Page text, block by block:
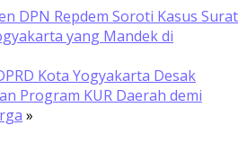
DPN Repdem Soroti Kasus Surat
yang Mandek di
Kota Yogyakarta Desak
Program KUR Daerah demi
»